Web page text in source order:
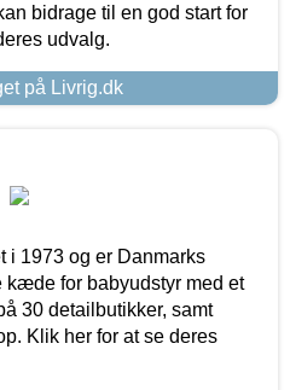
bidrage til en god start for
udvalg.
på Livrig.dk
i 1973 og er Danmarks
kæde for babyudstyr med et
30 detailbutikker, samt
Klik her for at se deres